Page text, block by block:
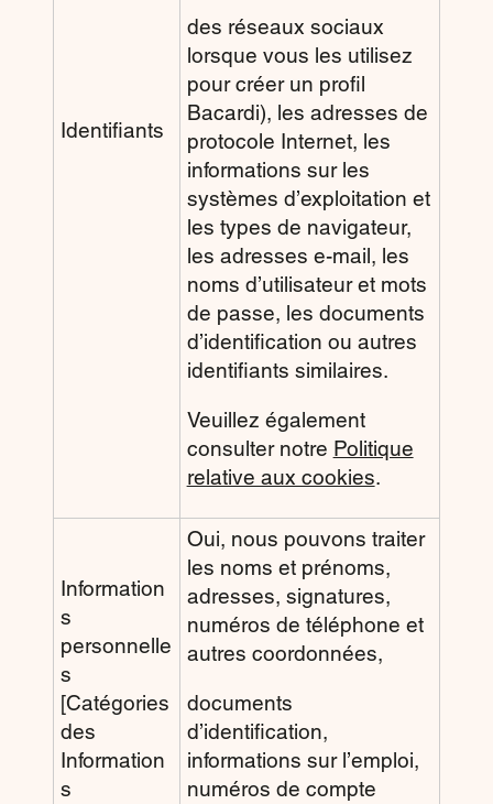
Identifiants
des réseaux sociaux
lorsque vous les utilisez
pour créer un profil
Bacardi), les adresses de
protocole Internet, les
informations sur les
systèmes d’exploitation et
les types de navigateur,
les adresses e-mail, les
noms d’utilisateur et mots
de passe, les documents
d’identification ou autres
identifiants similaires.
Veuillez également
consulter notre Politique
relative aux cookies.
Information
s
personnelle
s
[Catégories
des
Information
s
Oui, nous pouvons traiter
les noms et prénoms,
adresses, signatures,
numéros de téléphone et
autres coordonnées,
documents
d’identification,
informations sur l’emploi,
numéros de compte